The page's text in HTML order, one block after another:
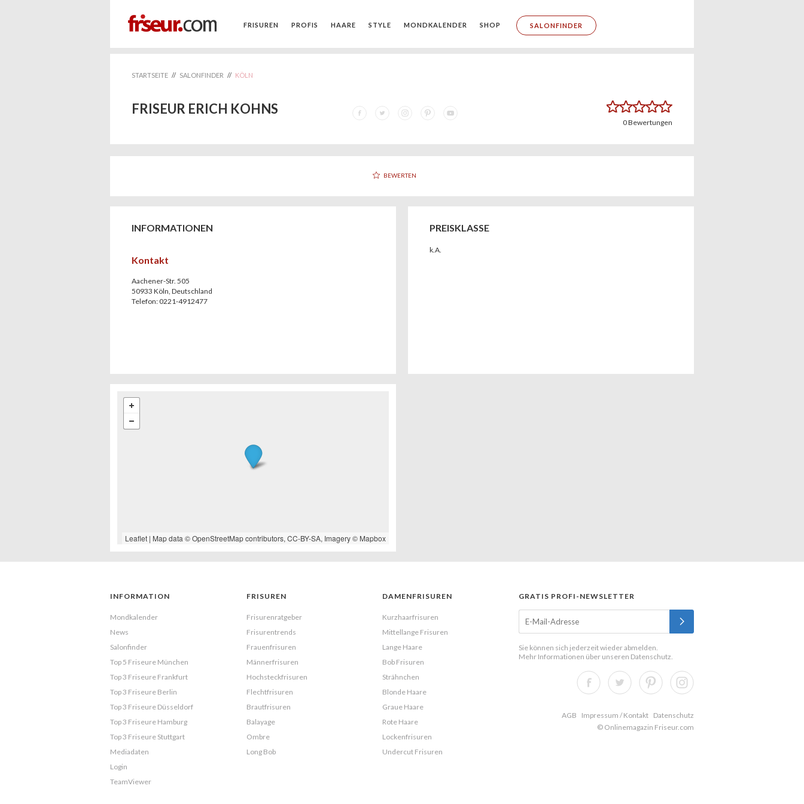
FRISUREN PROFIS HAARE STYLE MONDKALENDER SHOP SALONFINDER
STARTSEITE // SALONFINDER // KÖLN
FRISEUR ERICH KOHNS
0Bewertungen
BEWERTEN
INFORMATIONEN
Kontakt
Aachener-Str. 505
50933 Köln, Deutschland
Telefon: 0221-4912477
PREISKLASSE
k.A.
Leaflet| Map data ©OpenStreetMapcontributors, CC-BY-SA, Imagery © Mapbox
INFORMATION
Mondkalender
News
Salonfinder
Top 5 Friseure München
Top 3 Friseure Frankfurt
Top 3 Friseure Berlin
Top 3 Friseure Düsseldorf
Top 3 Friseure Hamburg
Top 3 Friseure Stuttgart
Mediadaten
Login
TeamViewer
FRISUREN
Frisurenratgeber
Frisurentrends
Frauenfrisuren
Männerfrisuren
Hochsteckfrisuren
Flechtfrisuren
Brautfrisuren
Balayage
Ombre
Long Bob
DAMENFRISUREN
Kurzhaarfrisuren
Mittellange Frisuren
Lange Haare
Bob Frisuren
Strähnchen
Blonde Haare
Graue Haare
Rote Haare
Lockenfrisuren
Undercut Frisuren
GRATIS PROFI-NEWSLETTER
Sie können sich jederzeit wieder abmelden.
Mehr Informationen über unseren Datenschutz.
AGB Impressum / Kontakt
Datenschutz
© Onlinemagazin Friseur.com